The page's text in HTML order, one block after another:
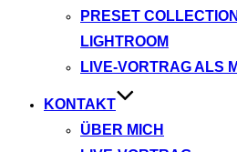
PRESET
LIGHTROOM
LIVE-VORTRAG ALS
KONTAKT
ÜBER MICH